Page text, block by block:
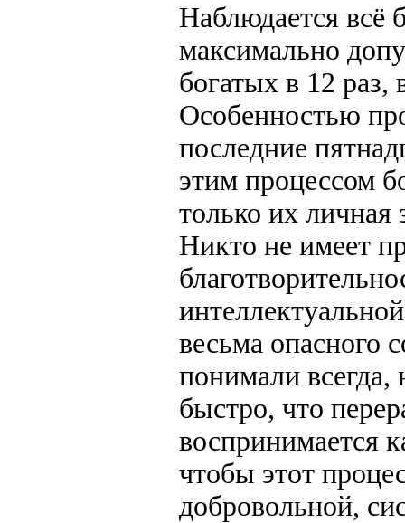
Наблюдается всё
максимально
богатых в 12 раз,
Особенностью
последние
этим процессом
только их личная
Никто не имеет
весьма опасного
понимали всегда,
быстро, что
воспринимается
чтобы этот
добровольной,